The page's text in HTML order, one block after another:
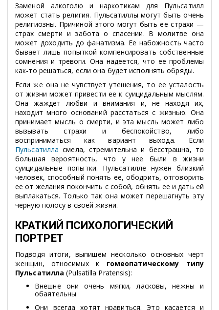
Заменой алкоголю и наркотикам для Пульсатилл
может стать религия. Пульсатиллы могут быть очень
религиозны. Причиной этого могут быть ее страхи —
страх смерти и забота о спасении. В молитве она
может доходить до фанатизма. Ее набожность часто
бывает лишь попыткой компенсировать собственные
сомнения и тревоги. Она надеется, что ее проблемы
как-то решаться, если она будет исполнять обряды.
Если же она не чувствует утешения, то ее усталость
от жизни может привести ее к суицидальным мыслям.
Она жаждет любви и внимания и, не находя их,
находит много оснований расстаться с жизнью. Она
принимает мысль о смерти, и эта мысль может либо
вызывать страхи и беспокойство, либо
восприниматься как вариант выхода. Если
Пульсатилла смела, стремительна и бесстрашна, то
большая вероятность, что у нее были в жизни
суицидальные попытки. Пульсатилле нужен близкий
человек, способный понять ее, ободрить, отговорить
ее от желания покончить с собой, обнять ее и дать ей
выплакаться. Только так она может перешагнуть эту
черную полосу в своей жизни.
КРАТКИЙ ПСИХОЛОГИЧЕСКИЙ
ПОРТРЕТ
Подводя итоги, выпишем несколько основных черт
женщин, относимых к гомеопатическому типу
Пульсатилла (Pulsatilla Pratensis):
Внешне они очень мягки, ласковы, нежны и
обаятельны
Они всегда хотят нравиться. Это касается и